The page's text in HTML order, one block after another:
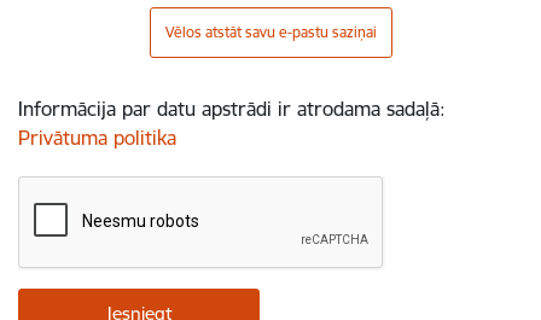
Vēlos atstāt savu e-pastu saziņai
Informācija par datu apstrādi ir atrodama sadaļā:
Privātuma politika